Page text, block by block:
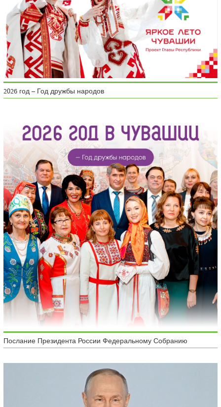
2026 год – Год дружбы народов
Послание Президента России Федеральному Собранию